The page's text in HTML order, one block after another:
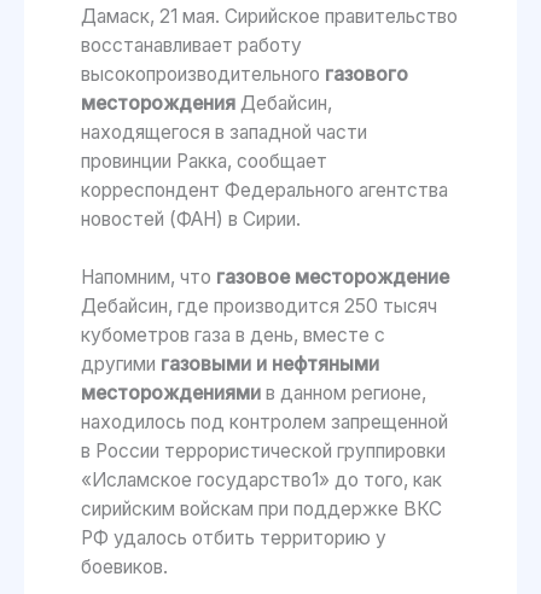
Дамаск, 21 мая. Сирийское правительство
восстанавливает работу
высокопроизводительного газового
месторожденияДебайсин,
находящегося в западной части
провинции Ракка, сообщает
корреспондент Федерального агентства
новостей (ФАН) в Сирии.
Напомним, что газовое месторождение
Дебайсин, где производится 250 тысяч
кубометров газа в день, вместе с
другими газовыми и нефтяными
месторождениямив данном регионе,
находилось под контролем запрещенной
в России террористической группировки
«Исламское государство1» до того, как
сирийским войскам при поддержке ВКС
РФ удалось отбить территорию у
боевиков.